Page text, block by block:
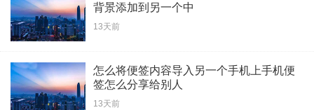
背景添加到另一个中
13天前
怎么将便签内容导入另一个手机上手机便
签怎么分享给别人
13天前